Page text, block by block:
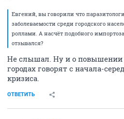
Евгений, вы говорили что
заболеваемости среди городского
роллами. А насчёт подобного
отзывался?
Не слышал. Ну и о повышении
городах говорят с начала-
кризиса.
ОТВЕТИТЬ